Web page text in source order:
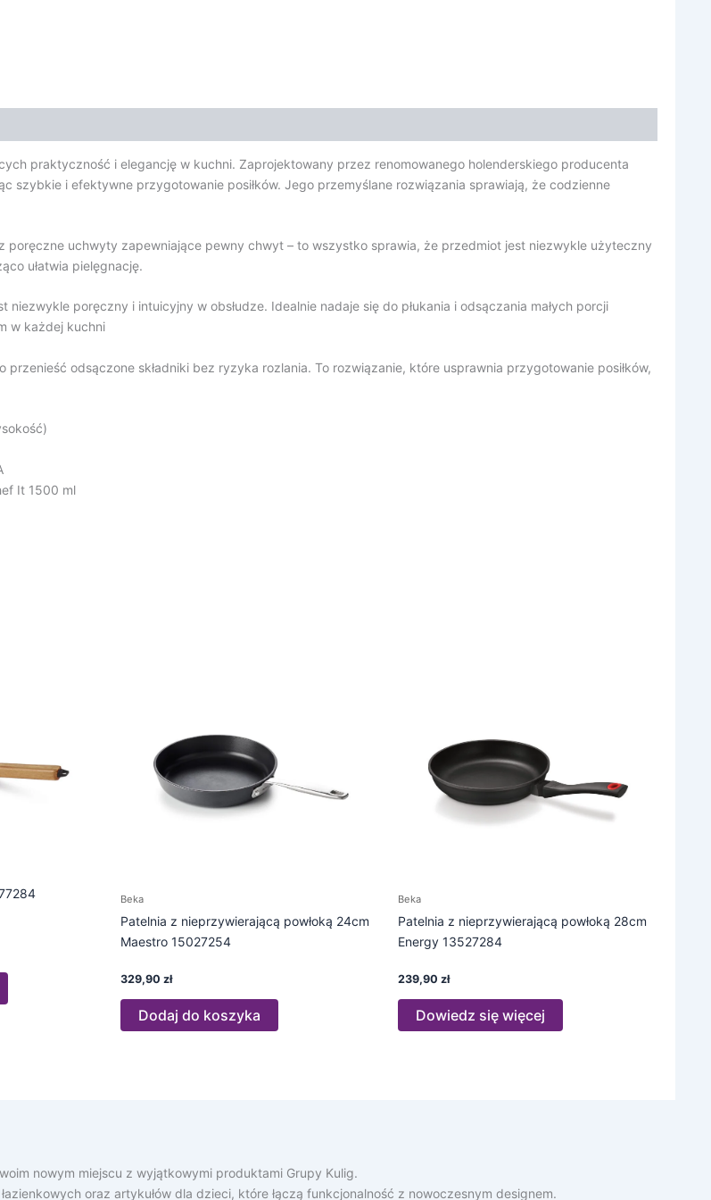
praktyczność i elegancję w kuchni. Zaprojektowany przez renomowanego holenderskiego producenta
szybkie i efektywne przygotowanie posiłków. Jego przemyślane rozwiązania sprawiają, że codzienne
uchwyty zapewniające pewny chwyt – to wszystko sprawia, że przedmiot jest niezwykle użyteczny
ułatwia pielęgnację.
niezwykle poręczny i intuicyjny w obsłudze. Idealnie nadaje się do płukania i odsączania małych porcji
w każdej kuchni
odsączone składniki bez ryzyka rozlania. To rozwiązanie, które usprawnia przygotowanie posiłków,
It 1500 ml
Beka
Patelnia z nieprzywierającą powłoką 24cm
Maestro 15027254
329,90 zł
Dodaj do koszyka
Beka
Patelnia z nieprzywierającą powłoką 28cm
Energy 13527284
239,90 zł
Dowiedz się więcej
nowym miejscu z wyjątkowymi produktami Grupy Kulig.
oraz artykułów dla dzieci, które łączą funkcjonalność z nowoczesnym designem.